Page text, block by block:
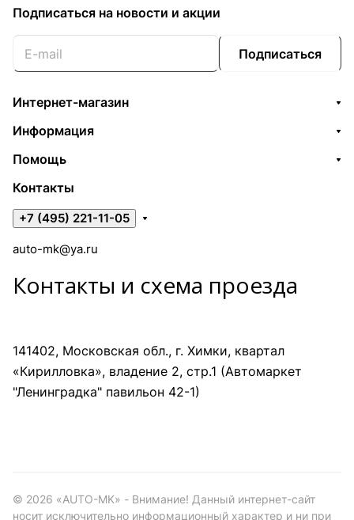
Подписаться на новости и акции
Подписаться
Интернет-магазин
Информация
Помощь
Контакты
+7 (495) 221-11-05
auto-mk@ya.ru
Контакты и схема проезда
141402, Московская обл., г. Химки, квартал
«Кирилловка», владение 2, стр.1 (Автомаркет
"Ленинградка" павильон 42-1)
© 2026 «AUTO-MK» - Внимание! Данный интернет-сайт
носит исключительно информационный характер и ни при